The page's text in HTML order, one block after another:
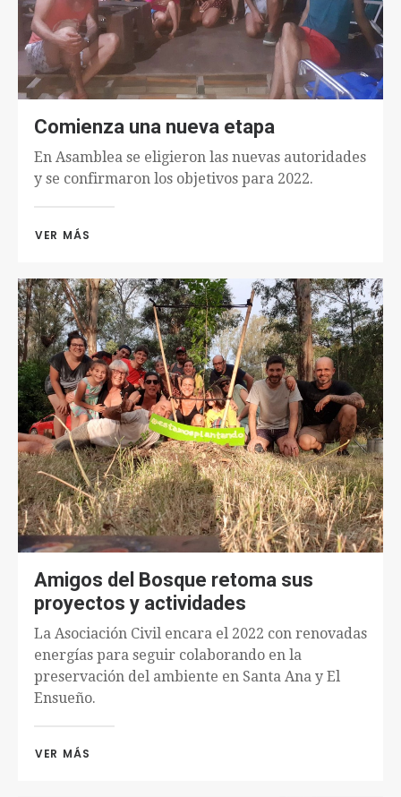
Comienza una nueva etapa
En Asamblea se eligieron las nuevas autoridades
y se confirmaron los objetivos para 2022.
VER MÁS
Amigos del Bosque retoma sus
proyectos y actividades
La Asociación Civil encara el 2022 con renovadas
energías para seguir colaborando en la
preservación del ambiente en Santa Ana y El
Ensueño.
VER MÁS